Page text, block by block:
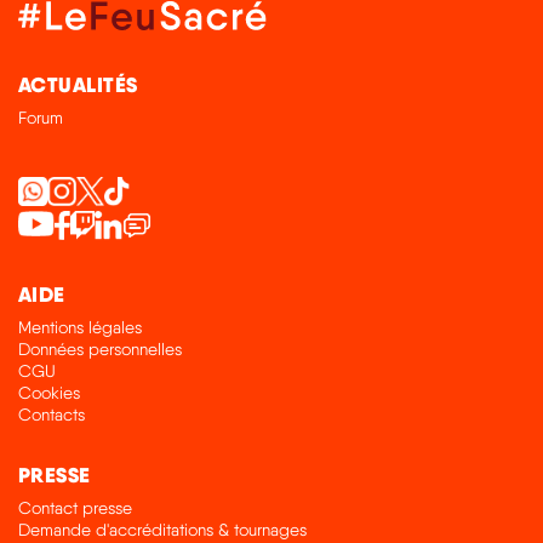
ACTUALITÉS
Forum
AIDE
Mentions légales
Données personnelles
CGU
Cookies
Contacts
PRESSE
Contact presse
Demande d'accréditations & tournages